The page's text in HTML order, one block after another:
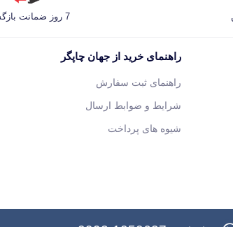
7 روز ضمانت بازگشت
راهنمای خرید از جهان چاپگر
راهنمای ثبت سفارش
شرایط و ضوابط ارسال
شیوه های پرداخت